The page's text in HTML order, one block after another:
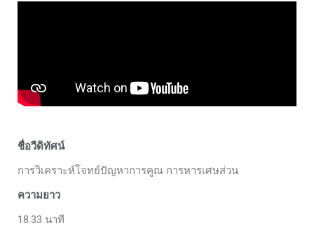
ชื่อวีดิทัศน์
การวิเคราะห์โจทย์ปัญหาการคูณ การหารเศษส่วน
ความยาว
18.33 นาที